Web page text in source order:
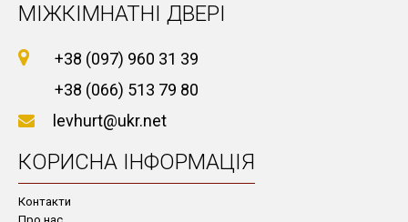
МІЖКІМНАТНІ ДВЕРІ
+38 (097) 960 31 39
+38 (066) 513 79 80
levhurt@ukr.net
КОРИСНА ІНФОРМАЦІЯ
Контакти